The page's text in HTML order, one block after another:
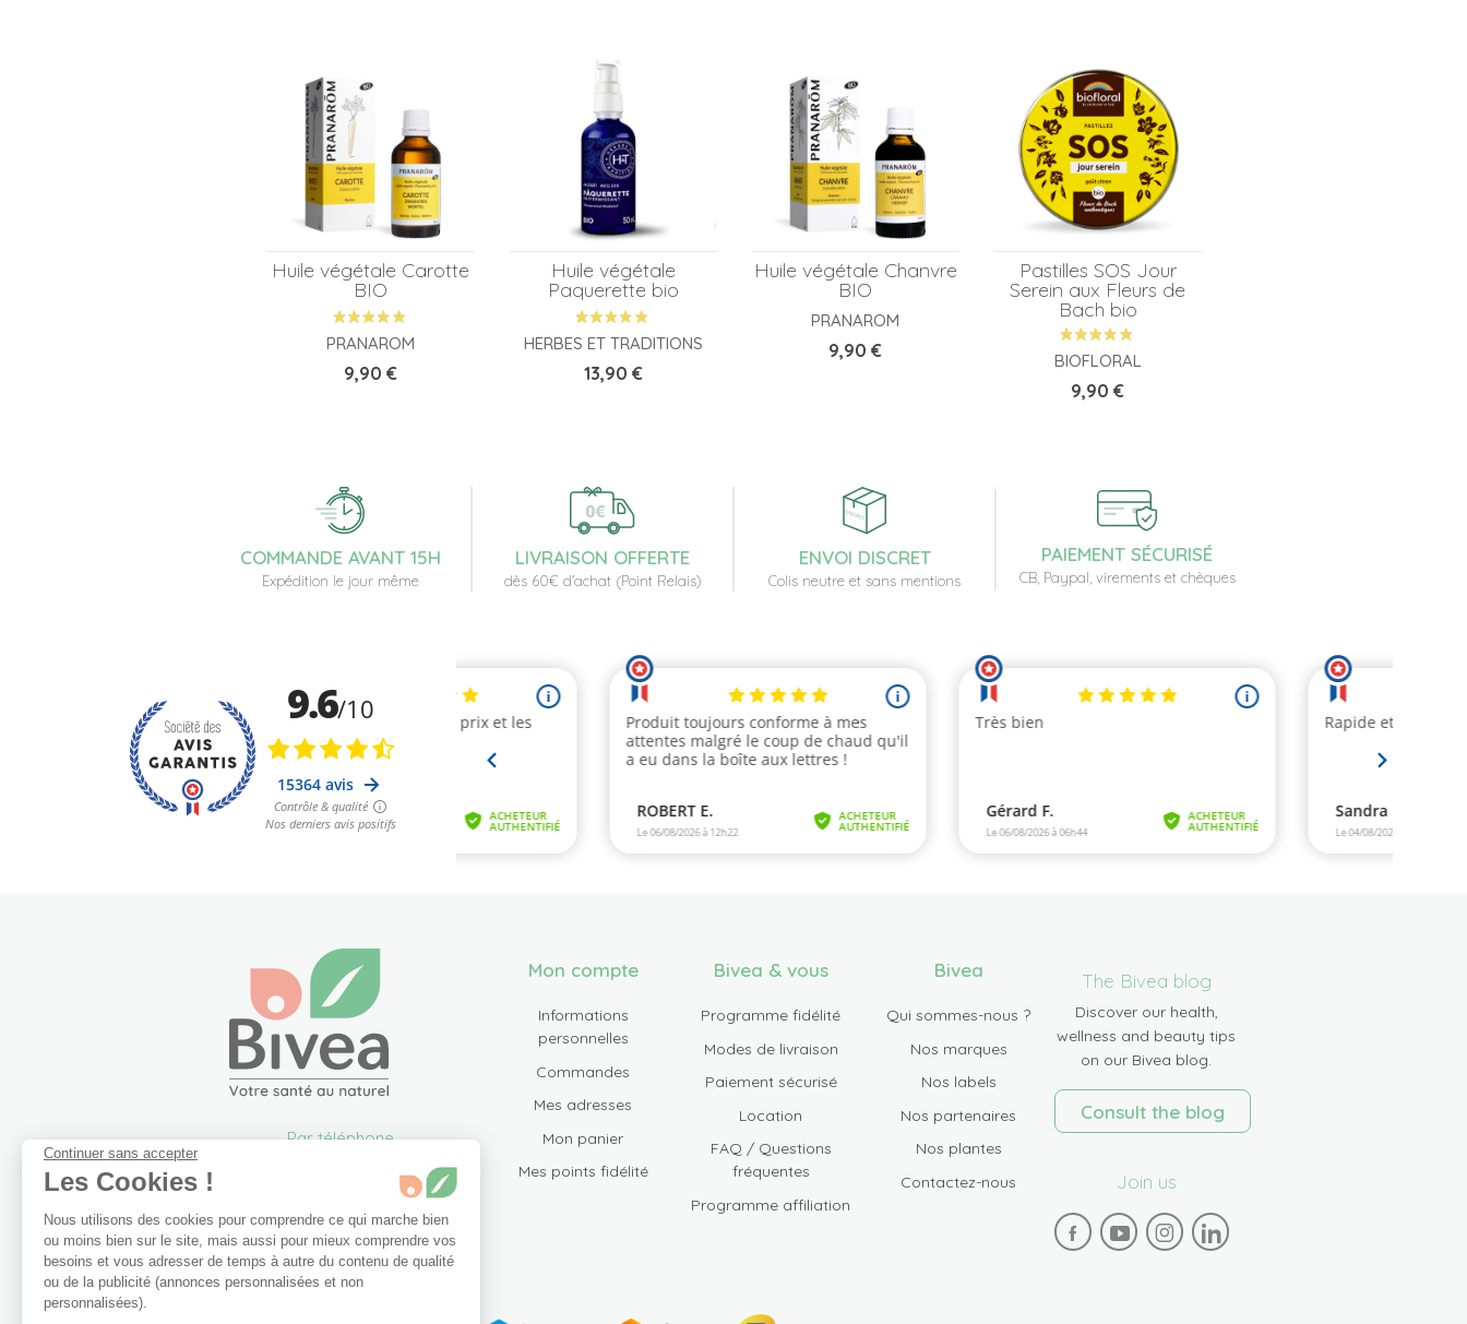
Huile végétale Carotte
BIO
PRANAROM
Prix
9,90 €
Huile végétale
Paquerette bio
HERBES ET TRADITIONS
Prix
13,90 €
Huile végétale Chanvre
BIO
PRANAROM
Prix
9,90 €
Pastilles SOS Jour
Serein aux Fleurs de
Bach bio
BIOFLORAL
Prix
9,90 €
COMMANDE AVANT 15H
Expédition le jour même
LIVRAISON OFFERTE
dès 60€ d'achat (Point Relais)
ENVOI DISCRET
Colis neutre et sans mentions
PAIEMENT SÉCURISÉ
CB, Paypal, virements et chèques
Par téléphone
info@bivea.com
6 rue du Solarium
33170 Gradignan
France Métropolitaine
Mon compte
Informations
personnelles
Commandes
Mes adresses
Mon panier
Mes points fidélité
Bivea & vous
Programme fidélité
Modes de livraison
Paiement sécurisé
Location
FAQ / Questions
fréquentes
Programme affiliation
Bivea
Qui sommes-nous ?
Nos marques
Nos labels
Nos partenaires
Nos plantes
Contactez-nous
The Bivea blog
Discover our health,
wellness and beauty tips
on our Bivea blog.
Consult the blog
Join us
Continuer sans accepter
Les Cookies !
Nous utilisons des cookies pour comprendre ce qui marche bien
ou moins bien sur le site, mais aussi pour mieux comprendre vos
besoins et vous adresser de temps à autre du contenu de qualité
ou de la publicité (annonces personnalisées et non
personnalisées).